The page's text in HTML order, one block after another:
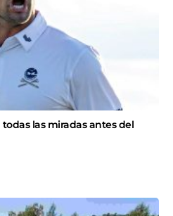
las miradas antes del